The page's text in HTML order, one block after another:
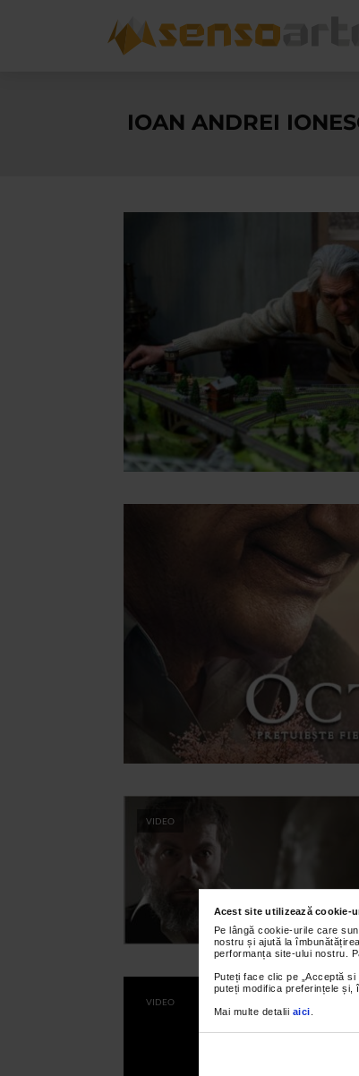
Acest site utilizează cookie-
Pe lângă cookie-urile care
nostru și ajută la
performanța site-ului nostru.
Puteți face clic pe „Acceptă
puteți modifica preferințele și,
Mai multe detalii aici
IOAN ANDREI
VIDEO
VIDEO